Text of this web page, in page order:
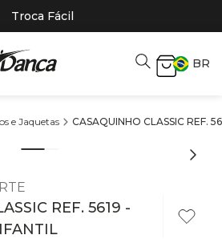
Troca Fácil
BR
e Jaquetas CASAQUINHO CLASSIC REF.
REF. 5619 -